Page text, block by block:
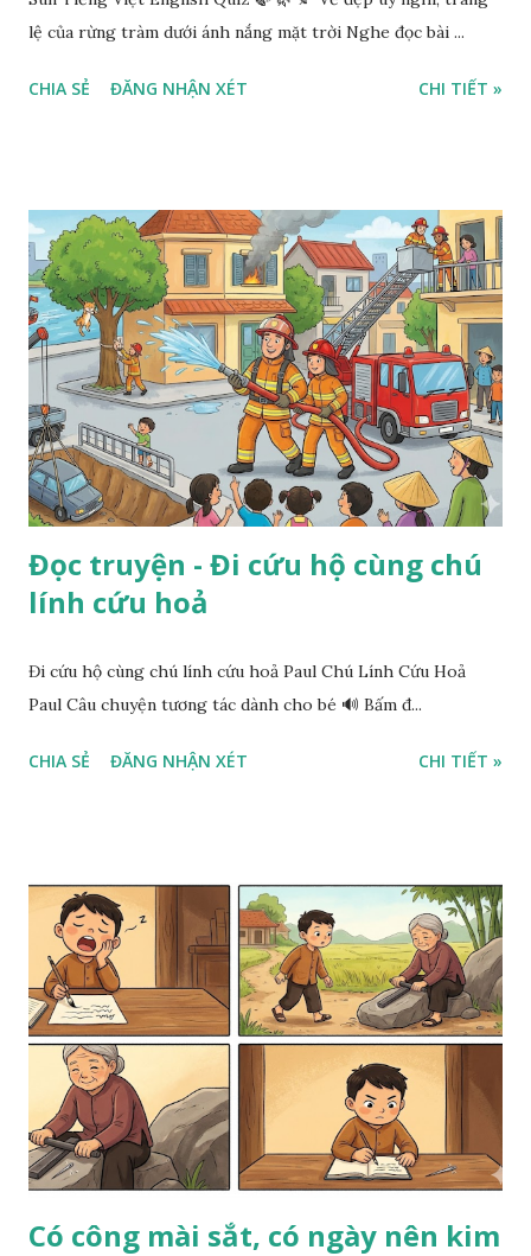
lệ của rừng tràm dưới ánh nắng mặt trời Nghe đọc bài ...
CHIA SẺ ĐĂNG NHẬN XÉT CHI TIẾT »
Đọc truyện - Đi cứu hộ cùng chú
lính cứu hoả
Đi cứu hộ cùng chú lính cứu hoả Paul Chú Lính Cứu Hoả
Paul Câu chuyện tương tác dành cho bé 🔊 Bấm đ...
CHIA SẺ ĐĂNG NHẬN XÉT CHI TIẾT »
Có công mài sắt, có ngày nên kim